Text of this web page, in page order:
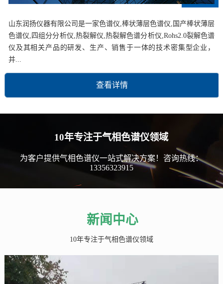
山东润扬仪器有限公司是一家色谱仪,棒状薄层色谱仪,国产棒状薄层
色谱仪,四组分分析仪,热裂解仪,热裂解色谱分析仪,Rohs2.0裂解色谱
仪及其相关产品的研发、生产、销售于一体的技术密集型企业，
并...
查看详情
10年专注于气相色谱仪领域
为客户提供气相色谱仪一站式解决方案！咨询热线：
13356323915
新闻中心
10年专注于气相色谱仪领域